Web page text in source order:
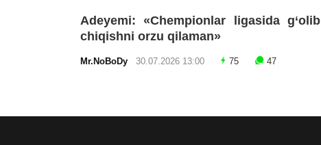
Adeyemi: «Chempionlar ligasida g‘olib
chiqishni orzu qilaman»
Mr.NoBoDy 30.07.2026 13:00 75 47